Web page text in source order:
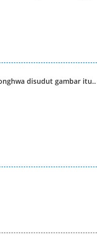
disudut gambar itu..